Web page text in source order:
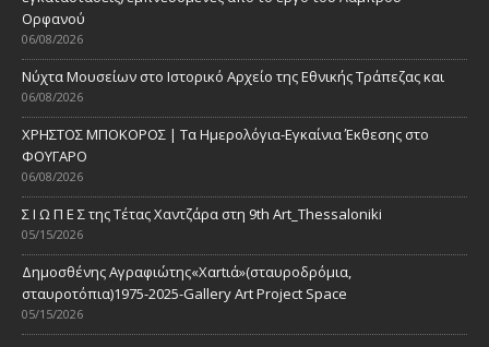
Ορφανού
06/08/2026
Νύχτα Μουσείων στο Ιστορικό Αρχείο της Εθνικής Τράπεζας και
06/08/2026
ΧΡΗΣΤΟΣ ΜΠΟΚΟΡΟΣ | Τα Ημερολόγια-Εγκαίνια Έκθεσης στο
ΦΟΥΓΑΡΟ
06/08/2026
Σ Ι Ω Π Ε Σ της Τέτας Χαντζάρα στη 9th Art_Thessaloniki
05/15/2026
Δημοσθένης Αγραφιώτης«Xαrtιά»(σταυροδρόμια,
σταυροτόπια)1975-2025-Gallery Art Project Space
05/15/2026